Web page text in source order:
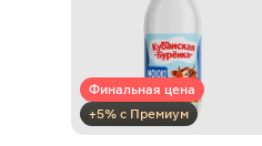
Финальная цена
+5% с Премиум